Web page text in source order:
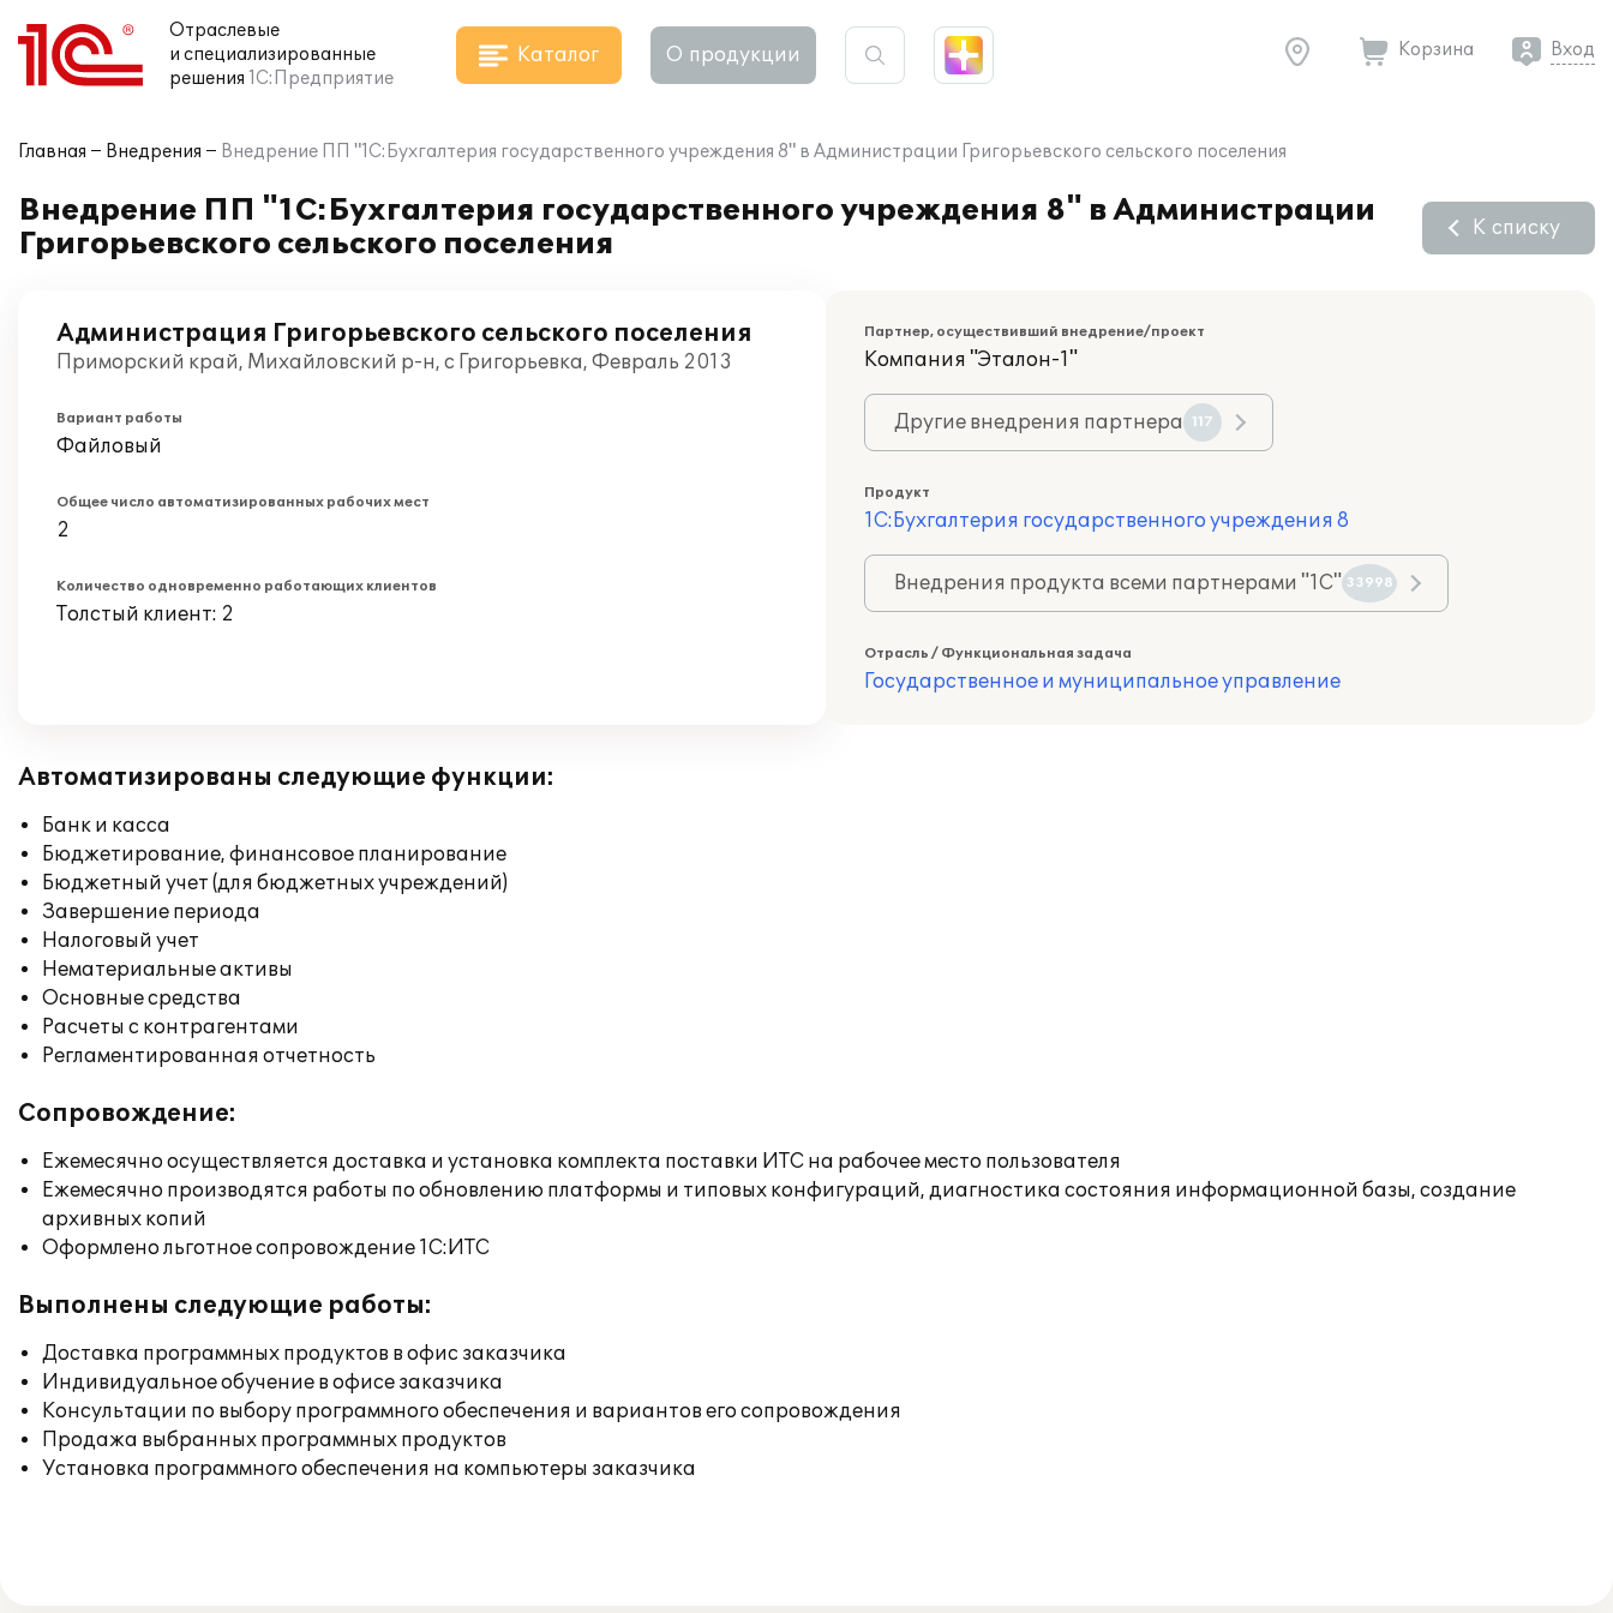
Отраслевые
и специализированные
решения 1С:Предприятие
Каталог О продукции Корзина Вход
Главная Внедрения Внедрение ПП "1С:Бухгалтерия государственного учреждения 8" в Администрации Григорьевского сельского поселения
Внедрение ПП "1С:Бухгалтерия государственного учреждения 8" в Администрации
Григорьевского сельского поселения
К списку
Администрация Григорьевского сельского поселения
Приморский край, Михайловский р-н, с Григорьевка, Февраль 2013
Вариант работы
Файловый
Общее число автоматизированных рабочих мест
2
Количество одновременно работающих клиентов
Толстый клиент: 2
Партнер, осуществивший внедрение/проект
Компания "Эталон-1"
Другие внедрения партнера 117
Продукт
1С:Бухгалтерия государственного учреждения 8
Внедрения продукта всеми партнерами "1С" 33998
Отрасль / Функциональная задача
Государственное и муниципальное управление
Автоматизированы следующие функции:
Банк и касса
Бюджетирование, финансовое планирование
Бюджетный учет (для бюджетных учреждений)
Завершение периода
Налоговый учет
Нематериальные активы
Основные средства
Расчеты с контрагентами
Регламентированная отчетность
Сопровождение:
Ежемесячно осуществляется доставка и установка комплекта поставки ИТС на рабочее место пользователя
Ежемесячно производятся работы по обновлению платформы и типовых конфигураций, диагностика состояния информационной базы, создание
архивных копий
Оформлено льготное сопровождение 1С:ИТС
Выполнены следующие работы:
Доставка программных продуктов в офис заказчика
Индивидуальное обучение в офисе заказчика
Консультации по выбору программного обеспечения и вариантов его сопровождения
Продажа выбранных программных продуктов
Установка программного обеспечения на компьютеры заказчика